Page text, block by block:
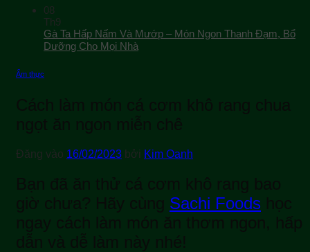
Tráng
08
Th9
Gà Ta Hấp Nấm Và Mướp – Món Ngon Thanh Đạm, Bổ
Dưỡng Cho Mọi Nhà
Ẩm thực
Cách làm món cá cơm khô rang chua
ngọt ăn ngon miễn chê
Đăng vào 16/02/2023 bởi Kim Oanh
Bạn đã ăn thử cá cơm khô rang bao
giờ chưa? Hãy cùng Sachi Foods học
ngay cách làm món ăn thơm ngon, hấp
dẫn và dễ làm này nhé!